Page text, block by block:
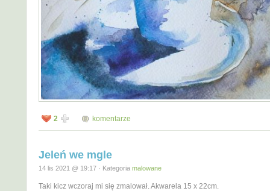
2 komentarze
Jeleń we mgle
14 lis 2021 @ 19:17 · Kategoria malowane
Taki kicz wczoraj mi się zmalował. Akwarela 15 x 22cm.